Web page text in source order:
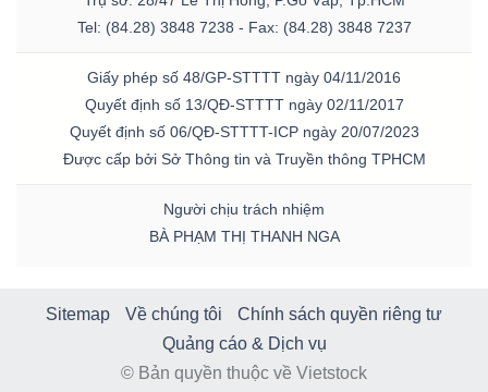
Tel: (84.28) 3848 7238 - Fax: (84.28) 3848 7237
Giấy phép số 48/GP-STTTT ngày 04/11/2016
Quyết định số 13/QĐ-STTTT ngày 02/11/2017
Quyết định số 06/QĐ-STTTT-ICP ngày 20/07/2023
Được cấp bởi Sở Thông tin và Truyền thông TPHCM
Người chịu trách nhiệm
BÀ PHẠM THỊ THANH NGA
Sitemap Về chúng tôi
Chính sách quyền riêng tư
Quảng cáo & Dịch vụ
© Bản quyền thuộc về Vietstock